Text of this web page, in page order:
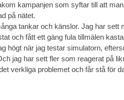
kampanjen som syftar till att
på nätet.
tankar och känslor. Jag har sett
och fått ett gäng fula tillmälen
högt när jag testar simulatorn,
jag har sett fler som reagerat på
verkliga problemet och får stå för